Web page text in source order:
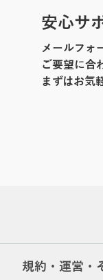
安心サ
メールフォ
ご要望に合
まずはお気
規約・運営・